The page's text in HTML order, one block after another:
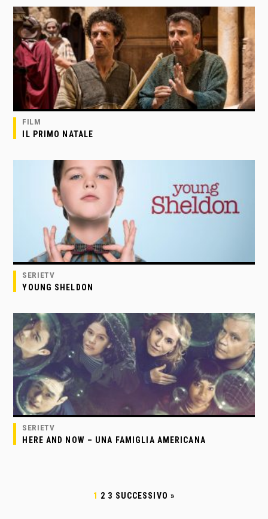
FILM
IL PRIMO NATALE
SERIETV
YOUNG SHELDON
SERIETV
HERE AND NOW – UNA FAMIGLIA AMERICANA
1 2 3 SUCCESSIVO »